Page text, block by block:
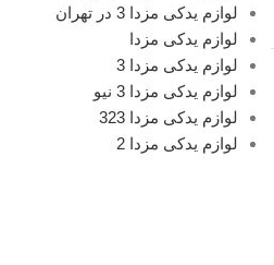
لوازم یدکی مزدا 3 در تهران
لوازم یدکی مزدا
لوازم یدکی مزدا 3
لوازم یدکی مزدا 3 نیو
لوازم یدکی مزدا 323
لوازم یدکی مزدا 2